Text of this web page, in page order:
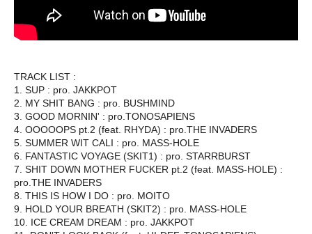
TRACK LIST :
1. SUP : pro. JAKKPOT
2. MY SHIT BANG : pro. BUSHMIND
3. GOOD MORNIN' : pro.TONOSAPIENS
4. OOOOOPS pt.2 (feat. RHYDA) : pro.THE INVADERS
5. SUMMER WIT CALI : pro. MASS-HOLE
6. FANTASTIC VOYAGE (SKIT1) : pro. STARRBURST
7. SHIT DOWN MOTHER FUCKER pt.2 (feat. MASS-HOLE) :
pro.THE INVADERS
8. THIS IS HOW I DO : pro. MOITO
9. HOLD YOUR BREATH (SKIT2) : pro. MASS-HOLE
10. ICE CREAM DREAM : pro. JAKKPOT